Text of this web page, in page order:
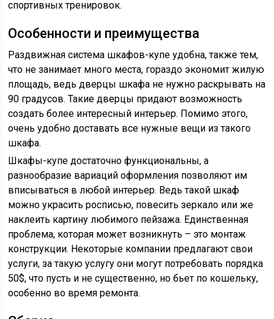
спортивных тренировок.
Особенности и преимущества
Раздвижная система шкафов-купе удобна, также тем,
что не занимает много места, гораздо экономит жилую
площадь, ведь дверцы шкафа не нужно раскрывать на
90 градусов. Такие дверцы придают возможность
создать более интересный интерьер. Помимо этого,
очень удобно доставать все нужные вещи из такого
шкафа.
Шкафы-купе достаточно функциональны, а
разнообразие вариаций оформления позволяют им
вписываться в любой интерьер. Ведь такой шкаф
можно украсить росписью, повесить зеркало или же
наклеить картину любимого пейзажа. Единственная
проблема, которая может возникнуть – это монтаж
конструкции. Некоторые компании предлагают свои
услуги, за такую услугу они могут потребовать порядка
50$, что пусть и не существенно, но бьет по кошельку,
особенно во время ремонта.